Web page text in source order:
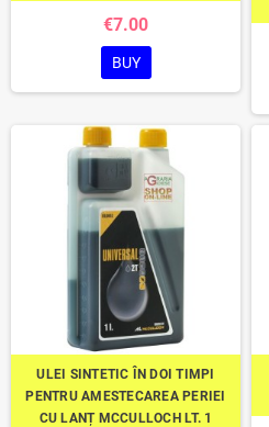
€7.00
BUY
ULEI SINTETIC ÎN DOI TIMPI
PENTRU AMESTECAREA PERIEI
CU LANȚ MCCULLOCH LT. 1